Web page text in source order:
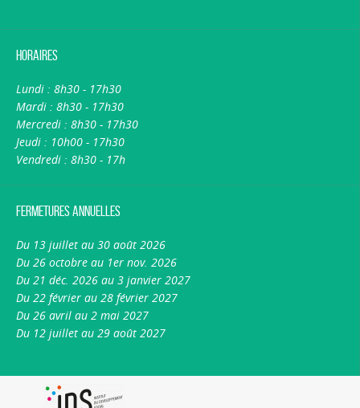
Horaires
Lundi : 8h30 - 17h30
Mardi : 8h30 - 17h30
Mercredi : 8h30 - 17h30
Jeudi : 10h00 - 17h30
Vendredi : 8h30 - 17h
Fermetures annuelles
Du 13 juillet au 30 août 2026
Du 26 octobre au 1er nov. 2026
Du 21 déc. 2026 au 3 janvier 2027
Du 22 février au 28 février 2027
Du 26 avril au 2 mai 2027
Du 12 juillet au 29 août 2027